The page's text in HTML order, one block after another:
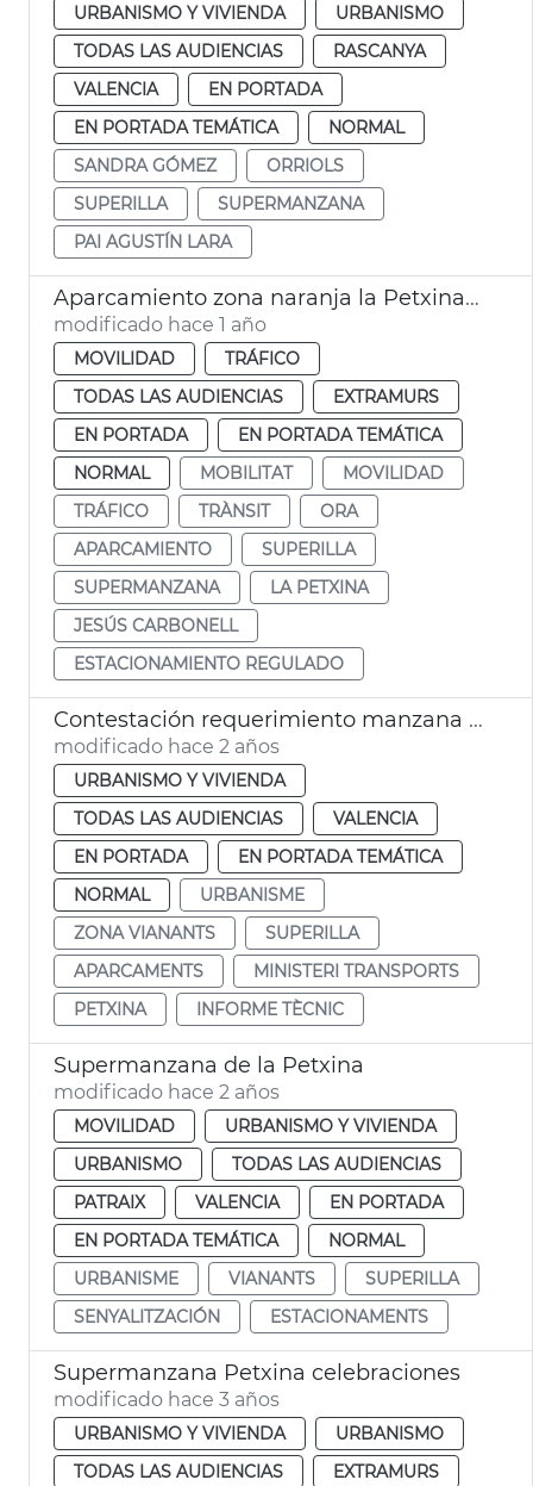
URBANISMO Y VIVIENDA
URBANISMO
TODAS LAS AUDIENCIAS
RASCANYA
VALENCIA
EN PORTADA
EN PORTADA TEMÁTICA
NORMAL
SANDRA GÓMEZ
ORRIOLS
SUPERILLA
SUPERMANZANA
PAI AGUSTÍN LARA
Aparcamiento zona naranja la Petxina València
modificado hace 1 año
MOVILIDAD
TRÁFICO
TODAS LAS AUDIENCIAS
EXTRAMURS
EN PORTADA
EN PORTADA TEMÁTICA
NORMAL
MOBILITAT
MOVILIDAD
TRÁFICO
TRÀNSIT
ORA
APARCAMIENTO
SUPERILLA
SUPERMANZANA
LA PETXINA
JESÚS CARBONELL
ESTACIONAMIENTO REGULADO
Contestación requerimiento manzana Petxina
modificado hace 2 años
URBANISMO Y VIVIENDA
TODAS LAS AUDIENCIAS
VALENCIA
EN PORTADA
EN PORTADA TEMÁTICA
NORMAL
URBANISME
ZONA VIANANTS
SUPERILLA
APARCAMENTS
MINISTERI TRANSPORTS
PETXINA
INFORME TÈCNIC
Supermanzana de la Petxina
modificado hace 2 años
MOVILIDAD
URBANISMO Y VIVIENDA
URBANISMO
TODAS LAS AUDIENCIAS
PATRAIX
VALENCIA
EN PORTADA
EN PORTADA TEMÁTICA
NORMAL
URBANISME
VIANANTS
SUPERILLA
SENYALITZACIÓN
ESTACIONAMENTS
Supermanzana Petxina celebraciones
modificado hace 3 años
URBANISMO Y VIVIENDA
URBANISMO
TODAS LAS AUDIENCIAS
EXTRAMURS